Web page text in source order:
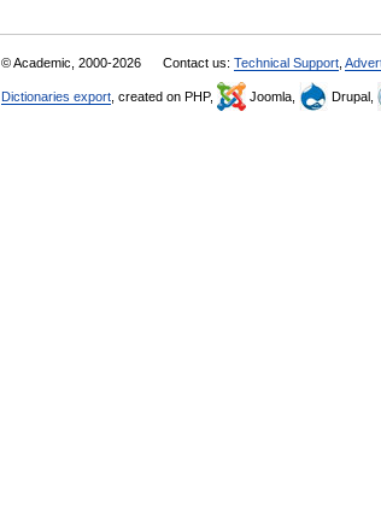
© Academic, 2000-2026 Contact us: Technical Support
Dictionaries export , created on PHP, Joomla, Drupal,